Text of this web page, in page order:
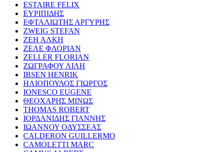
ESTAIRE FELIX
ΕΥΡΙΠΙΔΗΣ
ΕΦΤΑΛΙΩΤΗΣ ΑΡΓΥΡΗΣ
ZWEIG STEFAN
ΖΕΗ ΑΛΚΗ
ΖΕΛΕ ΦΛΟΡΙΑΝ
ZELLER FLORIAN
ΖΩΓΡΑΦΟΥ ΛΙΛΗ
IBSEN HENRIK
ΗΛΙΟΠΟΥΛΟΣ ΓΙΩΡΓΟΣ
IONESCO EUGENE
ΘΕΟΧΑΡΗΣ ΜΙΝΩΣ
THOMAS ROBERT
ΙΟΡΔΑΝΙΔΗΣ ΓΙΑΝΝΗΣ
ΙΩΑΝΝΟΥ ΟΔΥΣΣΕΑΣ
CALDERON GUILLERMO
CAMOLETTI MARC